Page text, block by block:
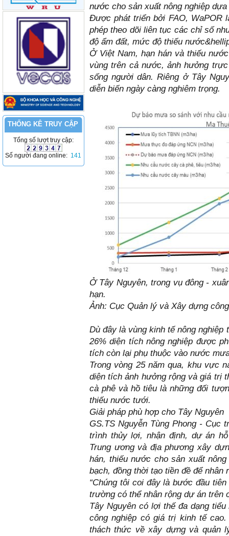
THỐNG KÊ TRUY CẬP
Tổng số lượt truy cập:
Số người đang online: 141
nước cho sản xuất nông nghiệp
Được phát triển bởi FAO, WaPOR
phép theo dõi liên tục các chỉ số
độ ẩm đất, mức độ thiếu
Ở Việt Nam, hạn hán và thiếu
vùng trên cả nước, ảnh hưởng
sống người dân. Riêng ở Tây
diễn biến ngày càng nghiêm trọng.
Ở Tây Nguyên, trong vụ đông -
hạn.
Ảnh: Cục Quản lý và Xây dựng
Dù đây là vùng kinh tế nông
26% diện tích nông nghiệp được
tích còn lại phụ thuộc vào nước
Trong vòng 25 năm qua, khu vực
diện tích ảnh hưởng rộng và giá trị
cà phê và hồ tiêu là những đối
thiếu nước tưới.
Giải pháp phù hợp cho Tây Nguyên
GS.TS Nguyễn Tùng Phong - Cục
trình thủy lợi, nhận định, dự án
Trung ương và địa phương xây
hán, thiếu nước cho sản xuất
bạch, đồng thời tạo tiền đề để nhân
“Chúng tôi coi đây là bước đầu
trường có thể nhân rộng dự án trên
Tây Nguyên có lợi thế đa dạng
công nghiệp có giá trị kinh tế
thách thức về xây dựng và quản